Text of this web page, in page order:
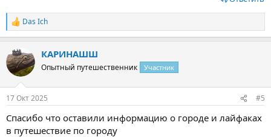
Р
е
к
ц
и
Das Ich
КАРИНАШШ
Опытный путешественник Участник
17 Окт 2025 #5
Спасибо что оставили информацию о городе и лайфаках
в путешествие по городу